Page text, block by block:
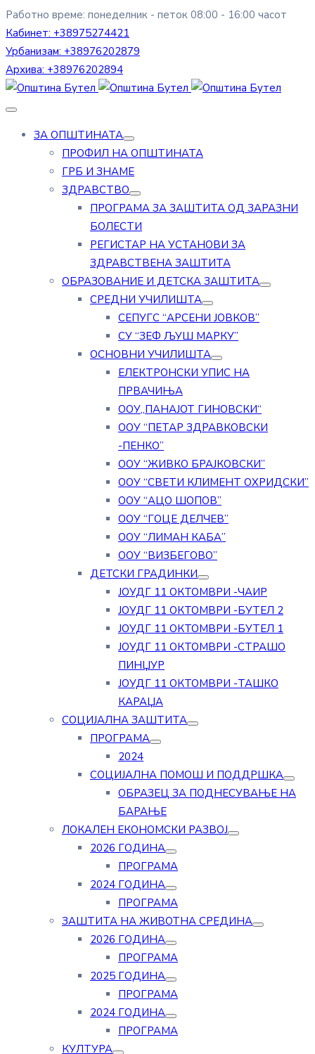
Работно време: понеделник - петок 08:00 - 16:00 часот
Кабинет: +38975274421
Урбанизам: +38976202879
Архива: +38976202894
ЗА ОПШТИНАТА
ПРОФИЛ НА ОПШТИНАТА
ГРБ И ЗНАМЕ
ЗДРАВСТВО
ПРОГРАМА ЗА ЗАШТИТА ОД ЗАРАЗНИ
БОЛЕСТИ
РЕГИСТАР НА УСТАНОВИ ЗА
ЗДРАВСТВЕНА ЗАШТИТА
ОБРАЗОВАНИЕ И ДЕТСКА ЗАШТИТА
СРЕДНИ УЧИЛИШТА
СЕПУГС “АРСЕНИ ЈОВКОВ”
СУ “ЗЕФ ЉУШ МАРКУ”
ОСНОВНИ УЧИЛИШТА
ЕЛЕКТРОНСКИ УПИС НА
ПРВАЧИЊА
ООУ„ПАНАЈОТ ГИНОВСКИ“
ООУ “ПЕТАР ЗДРАВКОВСКИ
-ПЕНКО”
ООУ “ЖИВКО БРАЈКОВСКИ”
ООУ “СВЕТИ КЛИМЕНТ ОХРИДСКИ”
ООУ “АЦО ШОПОВ”
ООУ “ГОЦЕ ДЕЛЧЕВ”
ООУ “ЛИМАН КАБА”
ООУ “ВИЗБЕГОВО”
ДЕТСКИ ГРАДИНКИ
ЈОУДГ 11 ОКТОМВРИ -ЧАИР
ЈОУДГ 11 ОКТОМВРИ -БУТЕЛ 2
ЈОУДГ 11 ОКТОМВРИ -БУТЕЛ 1
ЈОУДГ 11 ОКТОМВРИ -СТРАШО
ПИНЏУР
ЈОУДГ 11 ОКТОМВРИ -ТАШКО
КАРАЏА
СОЦИЈАЛНА ЗАШТИТА
ПРОГРАМА
2024
СОЦИЈАЛНА ПОМОШ И ПОДДРШКА
ОБРАЗЕЦ ЗА ПОДНЕСУВАЊЕ НА
БАРАЊЕ
ЛОКАЛЕН ЕКОНОМСКИ РАЗВОЈ
2026 ГОДИНА
ПРОГРАМА
2024 ГОДИНА
ПРОГРАМА
ЗАШТИТА НА ЖИВОТНА СРЕДИНА
2026 ГОДИНА
ПРОГРАМА
2025 ГОДИНА
ПРОГРАМА
2024 ГОДИНА
ПРОГРАМА
КУЛТУРА